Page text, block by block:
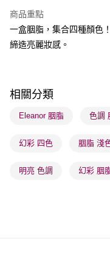
送貨方式
順豐自助櫃 - 確認發貨後
每筆HK$65.00，滿
每筆HK$65.00，滿
確認發貨後1-3 工作天送
每筆HK$65.00，滿
(香港門市) 只顯示可選門
(澳門門市) 只顯示可選門
商品重點
一盒胭脂，集合四種顏色
締造亮麗妝感。
相關分類
Eleanor 胭脂 色調
幻彩 四色 胭脂 淺
明亮 色調 幻彩 胭